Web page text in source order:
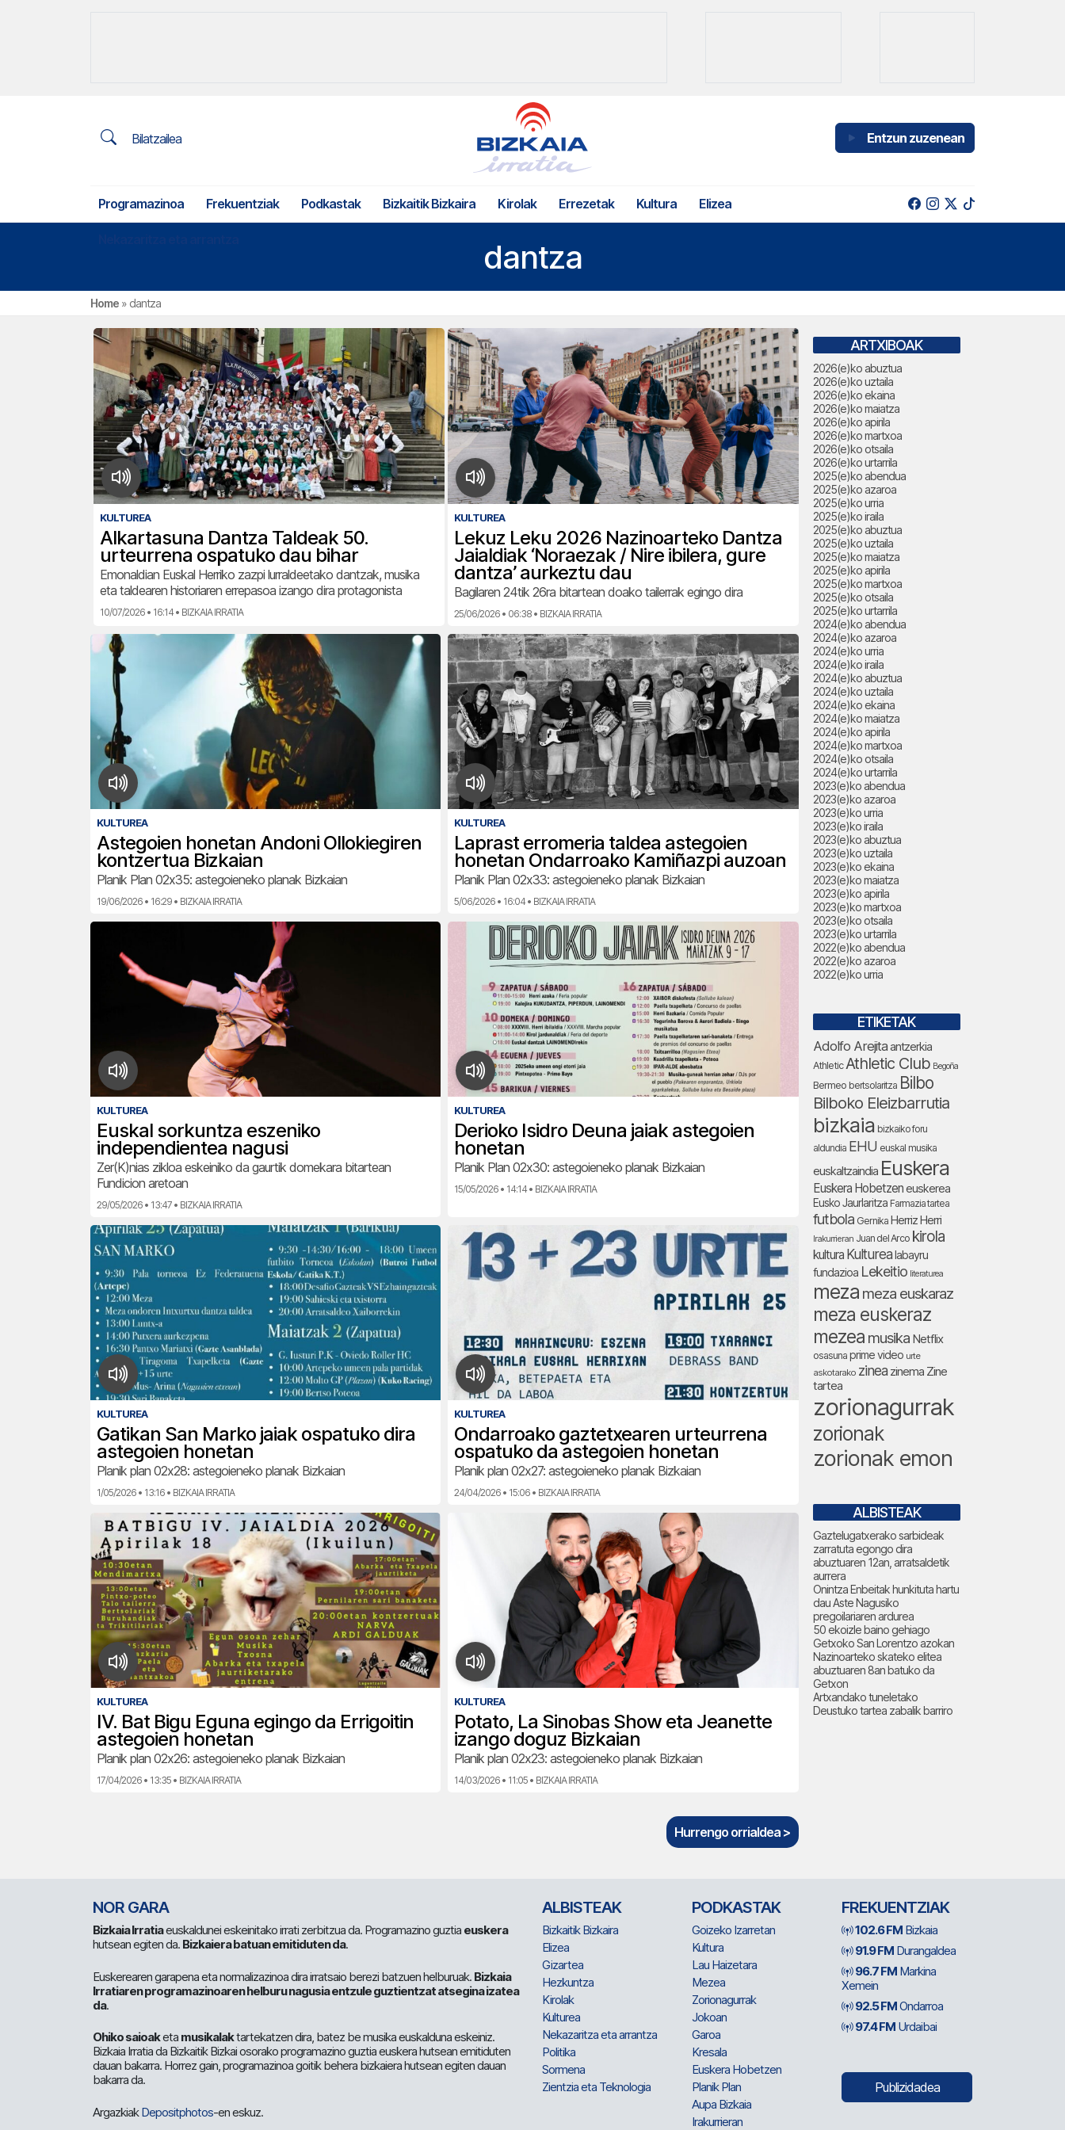
Bilatzailea Entzun zuzenean
Programazinoa Frekuentziak Podkastak Bizkaitik Bizkaira Kirolak Errezetak Kultura Elizea
dantza
Home » dantza
KULTUREA
Alkartasuna Dantza Taldeak 50.
urteurrena ospatuko dau bihar
Emonaldian Euskal Herriko zazpi lurraldeetako dantzak, musika
eta taldearen historiaren errepasoa izango dira protagonista
10/07/2026 • 16:14 • BIZKAIA IRRATIA
KULTUREA
Lekuz Leku 2026 Nazinoarteko Dantza
Jaialdiak ‘Noraezak / Nire ibilera, gure
dantza’ aurkeztu dau
Bagilaren 24tik 26ra bitartean doako tailerrak egingo dira
25/06/2026 • 06:38 • BIZKAIA IRRATIA
KULTUREA
Astegoien honetan Andoni Ollokiegiren
kontzertua Bizkaian
Planik Plan 02x35: astegoieneko planak Bizkaian
19/06/2026 • 16:29 • BIZKAIA IRRATIA
KULTUREA
Laprast erromeria taldea astegoien
honetan Ondarroako Kamiñazpi auzoan
Planik Plan 02x33: astegoieneko planak Bizkaian
5/06/2026 • 16:04 • BIZKAIA IRRATIA
KULTUREA
Euskal sorkuntza eszeniko
independientea nagusi
Zer(K)nias zikloa eskeiniko da gaurtik domekara bitartean
Fundicion aretoan
29/05/2026 • 13:47 • BIZKAIA IRRATIA
KULTUREA
Derioko Isidro Deuna jaiak astegoien
honetan
Planik Plan 02x30: astegoieneko planak Bizkaian
15/05/2026 • 14:14 • BIZKAIA IRRATIA
KULTUREA
Gatikan San Marko jaiak ospatuko dira
astegoien honetan
Planik plan 02x28: astegoieneko planak Bizkaian
1/05/2026 • 13:16 • BIZKAIA IRRATIA
KULTUREA
Ondarroako gaztetxearen urteurrena
ospatuko da astegoien honetan
Planik plan 02x27: astegoieneko planak Bizkaian
24/04/2026 • 15:06 • BIZKAIA IRRATIA
KULTUREA
IV. Bat Bigu Eguna egingo da Errigoitin
astegoien honetan
Planik plan 02x26: astegoieneko planak Bizkaian
17/04/2026 • 13:35 • BIZKAIA IRRATIA
KULTUREA
Potato, La Sinobas Show eta Jeanette
izango doguz Bizkaian
Planik plan 02x23: astegoieneko planak Bizkaian
14/03/2026 • 11:05 • BIZKAIA IRRATIA
Hurrengo orrialdea >
ARTXIBOAK
2026(e)ko abuztua
2026(e)ko uztaila
2026(e)ko ekaina
2026(e)ko maiatza
2026(e)ko apirila
2026(e)ko martxoa
2026(e)ko otsaila
2026(e)ko urtarrila
2025(e)ko abendua
2025(e)ko azaroa
2025(e)ko urria
2025(e)ko iraila
2025(e)ko abuztua
2025(e)ko uztaila
2025(e)ko maiatza
2025(e)ko apirila
2025(e)ko martxoa
2025(e)ko otsaila
2025(e)ko urtarrila
2024(e)ko abendua
2024(e)ko azaroa
2024(e)ko urria
2024(e)ko iraila
2024(e)ko abuztua
2024(e)ko uztaila
2024(e)ko ekaina
2024(e)ko maiatza
2024(e)ko apirila
2024(e)ko martxoa
2024(e)ko otsaila
2024(e)ko urtarrila
2023(e)ko abendua
2023(e)ko azaroa
2023(e)ko urria
2023(e)ko iraila
2023(e)ko abuztua
2023(e)ko uztaila
2023(e)ko ekaina
2023(e)ko maiatza
2023(e)ko apirila
2023(e)ko martxoa
2023(e)ko otsaila
2023(e)ko urtarrila
2022(e)ko abendua
2022(e)ko azaroa
2022(e)ko urria
ETIKETAK
Adolfo Arejitaantzerkia
Athletic Athletic Club Begoña
Bermeo bertsolaritza Bilbo
Bilboko Eleizbarrutia
bizkaia bizkaiko foru
aldundia EHU euskal musika
euskaltzaindia Euskera
Euskera Hobetzeneuskerea
Eusko Jaurlaritza Farmazia tartea
futbola Gernika Herriz Herri
Irakurrieran Juan del Arco kirola
kultura Kulturealabayru
fundazioa Lekeitio literaturea
meza meza euskaraz
meza euskeraz
mezea musika Netflix
osasuna prime video urte
askotarako zinea zinema Zine
tartea
zorionagurrak
zorionak
zorionak emon
ALBISTEAK
Gaztelugatxerako sarbideak
zarratuta egongo dira
abuztuaren 12an, arratsaldetik
aurrera
Onintza Enbeitak hunkituta hartu
dau Aste Nagusiko
pregoilariaren ardurea
50 ekoizle baino gehiago
Getxoko San Lorentzo azokan
Nazinoarteko skateko elitea
abuztuaren 8an batuko da
Getxon
Artxandako tuneletako
Deustuko tartea zabalik barriro
NOR GARA
Bizkaia Irratiaeuskaldunei eskeinitako irrati zerbitzua da. Programazino guztia euskera
hutsean egiten da. Bizkaiera batuan emitiduten da.
Euskerearen garapena eta normalizazinoa dira irratsaio berezi batzuen helburuak. Bizkaia
Irratiaren programazinoaren helburu nagusia entzule guztientzat atsegina izatea
da.
Ohiko saioaketa musikalaktartekatzen dira, batez be musika euskalduna eskeiniz.
Bizkaia Irratia da Bizkaitik Bizkai osorako programazino guztia euskera hutsean emitiduten
dauan bakarra. Horrez gain, programazinoa goitik behera bizkaiera hutsean egiten dauan
bakarra da.
ArgazkiakDepositphotos-en eskuz.
ALBISTEAK
Bizkaitik Bizkaira
Elizea
Gizartea
Hezkuntza
Kirolak
Kulturea
Nekazaritza eta arrantza
Politika
Sormena
Zientzia eta Teknologia
PODKASTAK
Goizeko Izarretan
Kultura
Lau Haizetara
Mezea
Zorionagurrak
Jokoan
Garoa
Kresala
Euskera Hobetzen
Planik Plan
Aupa Bizkaia
Irakurrieran
FREKUENTZIAK
102.6 FM Bizkaia
91.9 FM Durangaldea
96.7 FM Markina
Xemein
92.5 FMOndarroa
97.4 FM Urdaibai
Publizidadea